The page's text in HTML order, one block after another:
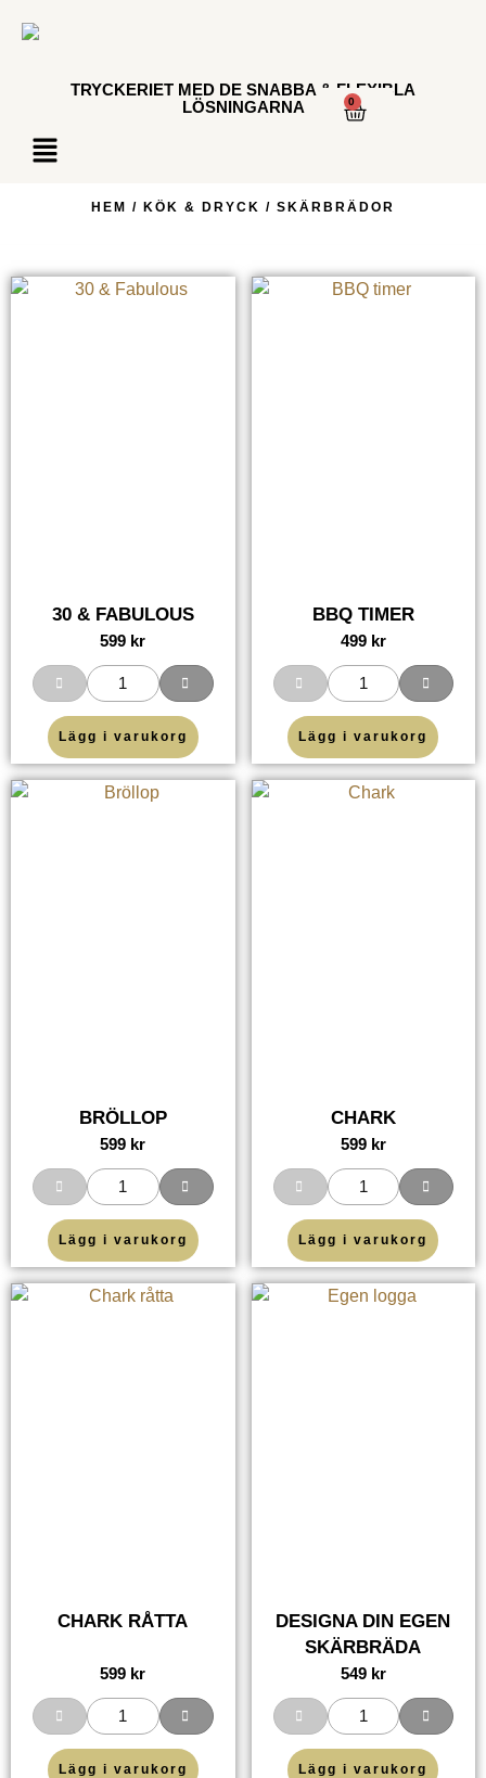
TRYCKERIET MED DE SNABBA & FLEXIBLA
LÖSNINGARNA
0
HEM / KÖK & DRYCK / SKÄRBRÄDOR
30 & FABULOUS
599 kr
Lägg i varukorg
BBQ TIMER
499 kr
Lägg i varukorg
BRÖLLOP
599 kr
Lägg i varukorg
CHARK
599 kr
Lägg i varukorg
CHARK RÅTTA
599 kr
Lägg i varukorg
DESIGNA DIN EGEN
SKÄRBRÄDA
549 kr
Lägg i varukorg